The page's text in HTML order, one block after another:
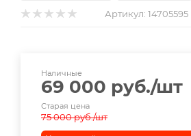
Артикул: 14705595
Наличные
69 000 руб./шт
Старая цена
75 000руб./шт